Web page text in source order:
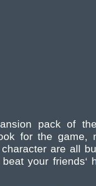
pack of
for the game,
are all
your friends‘